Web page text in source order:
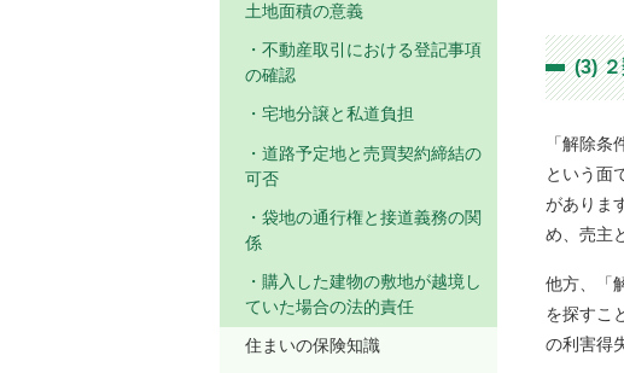
(3)
「解除
という面
がありま
め、売主
他方、「
を探すこ
の利害得
土地面積の意義
不動産取引における登記事項
の確認
宅地分譲と私道負担
道路予定地と売買契約締結の
可否
袋地の通行権と接道義務の関
係
購入した建物の敷地が越境し
ていた場合の法的責任
住まいの保険知識